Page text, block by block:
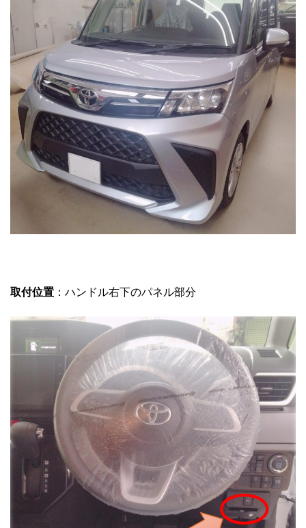
取付位置 ：ハンドル右下のパネル部分